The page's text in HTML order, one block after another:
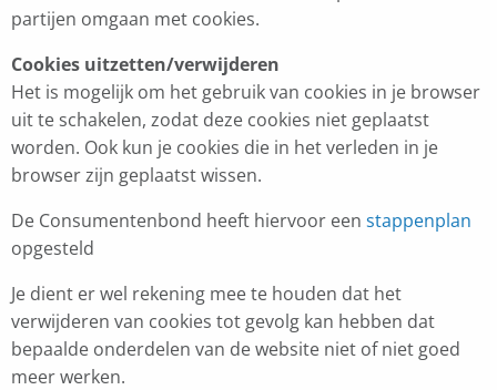
partijen omgaan met cookies.
Cookies uitzetten/verwijderen
Het is mogelijk om het gebruik van cookies in je browser
uit te schakelen, zodat deze cookies niet geplaatst
worden. Ook kun je cookies die in het verleden in je
browser zijn geplaatst wissen.
De Consumentenbond heeft hiervoor een stappenplan
opgesteld
Je dient er wel rekening mee te houden dat het
verwijderen van cookies tot gevolg kan hebben dat
bepaalde onderdelen van de website niet of niet goed
meer werken.